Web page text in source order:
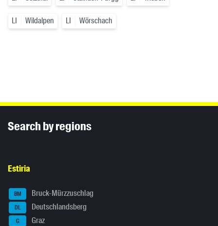
LI Wildalpen LI Wörschach
Search by regions
Estiria
BM Bruck-Mürzzuschlag
DL Deutschlandsberg
G Graz